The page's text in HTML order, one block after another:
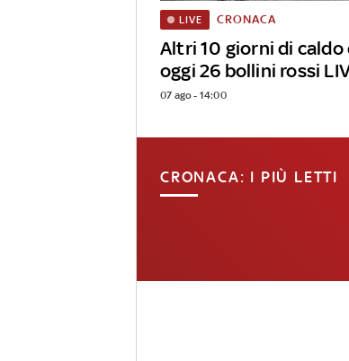
Altri 10 giorni di
oggi 26 bollini rossi
LIVE CRONACA
07 ago - 14:00
CRONACA: I PIÙ LETTI